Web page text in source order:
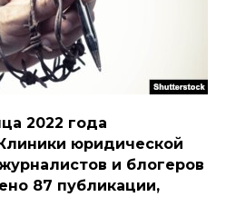
2022 года
юридической
и блогеров
87 публикации,